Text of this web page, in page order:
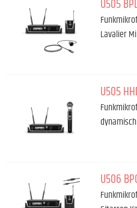
U505
Lavalier
U505
U506